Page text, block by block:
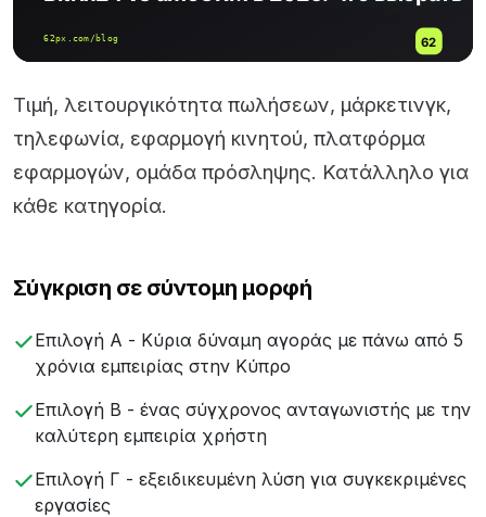
Τιμή, λειτουργικότητα πωλήσεων, μάρκετινγκ,
τηλεφωνία, εφαρμογή κινητού, πλατφόρμα
εφαρμογών, ομάδα πρόσληψης. Κατάλληλο για
κάθε κατηγορία.
Σύγκριση σε σύντομη μορφή
Επιλογή Α - Κύρια δύναμη αγοράς με πάνω από 5
χρόνια εμπειρίας στην Κύπρο
Επιλογή Β - ένας σύγχρονος ανταγωνιστής με την
καλύτερη εμπειρία χρήστη
Επιλογή Γ - εξειδικευμένη λύση για συγκεκριμένες
εργασίες